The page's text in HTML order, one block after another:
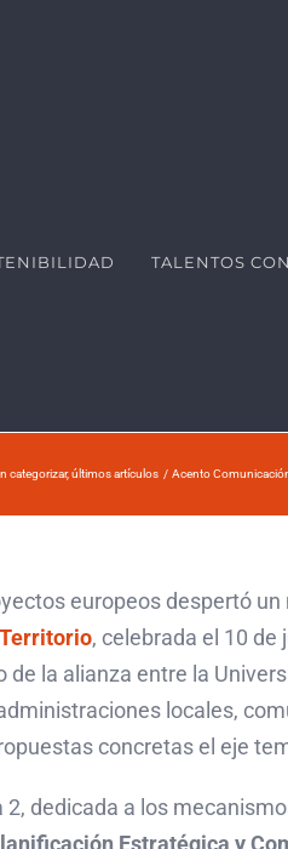
TALENTOS
categorizar últimos artículos Acento
europeos despertó
, celebrada el 10
la alianza entre la
locales,
concretas el eje
dedicada a los
Estratégica y